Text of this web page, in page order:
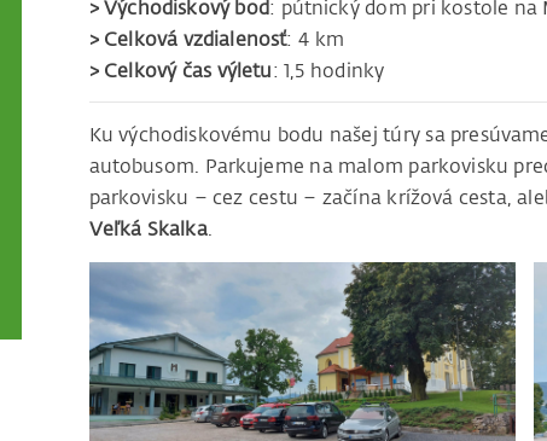
> Východiskový bod: pútnický dom pri kostole na
> Celková vzdialenosť: 4 km
> Celkový čas výletu: 1,5 hodinky
Ku východiskovému bodu našej túry sa
autobusom. Parkujeme na malom parkovisku
parkovisku – cez cestu – začína krížová cesta,
Veľká Skalka.